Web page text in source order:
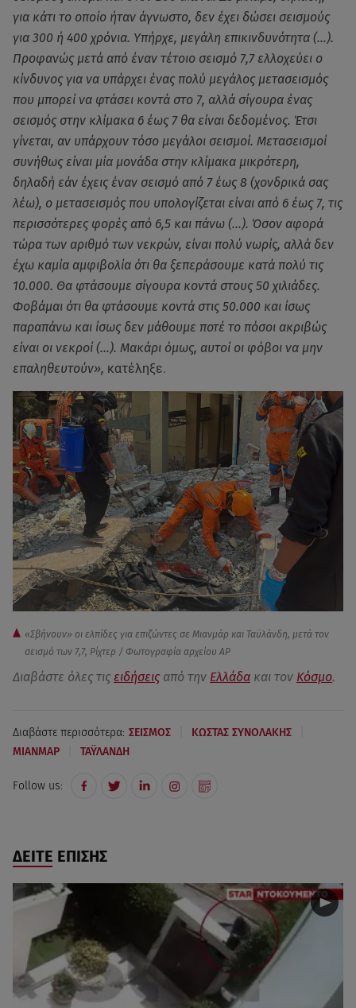
για κάτι το οποίο ήταν άγνωστο, δεν έχει δώσει σεισμούς
για 300 ή 400 χρόνια. Υπήρχε, μεγάλη επικινδυνότητα (…).
Προφανώς μετά από έναν τέτοιο σεισμό 7,7 ελλοχεύει ο
κίνδυνος για να υπάρχει ένας πολύ μεγάλος μετασεισμός
που μπορεί να φτάσει κοντά στο 7, αλλά σίγουρα ένας
σεισμός στην κλίμακα 6 έως 7 θα είναι δεδομένος. Έτσι
γίνεται, αν υπάρχουν τόσο μεγάλοι σεισμοί. Μετασεισμοί
συνήθως είναι μία μονάδα στην κλίμακα μικρότερη,
δηλαδή εάν έχεις έναν σεισμό από 7 έως 8 (χονδρικά σας
λέω), ο μετασεισμός που υπολογίζεται είναι από 6 έως 7, τις
περισσότερες φορές από 6,5 και πάνω (…). Όσον αφορά
τώρα των αριθμό των νεκρών, είναι πολύ νωρίς, αλλά δεν
έχω καμία αμφιβολία ότι θα ξεπεράσουμε κατά πολύ τις
10.000. Θα φτάσουμε σίγουρα κοντά στους 50 χιλιάδες.
Φοβάμαι ότι θα φτάσουμε κοντά στις 50.000 και ίσως
παραπάνω και ίσως δεν μάθουμε ποτέ το πόσοι ακριβώς
είναι οι νεκροί (…). Μακάρι όμως, αυτοί οι φόβοι να μην
επαληθευτούν», κατέληξε.
«Σβήνουν» οι ελπίδες για επιζώντες σε Μιανμάρ και Ταϋλάνδη, μετά τον
σεισμό των 7,7, Ρίχτερ / Φωτογραφία αρχείου AP
Διαβάστε όλες τις ειδήσεις από την Ελλάδα και τον Κόσμο.
Διαβάστε περισσότερα: ΣΕΙΣΜΟΣ ΚΩΣΤΑΣ ΣΥΝΟΛΑΚΗΣ
ΜΙΑΝΜΑΡ ΤΑΫΛΑΝΔΗ
Follow us:
ΔΕΙΤΕ ΕΠΙΣΗΣ